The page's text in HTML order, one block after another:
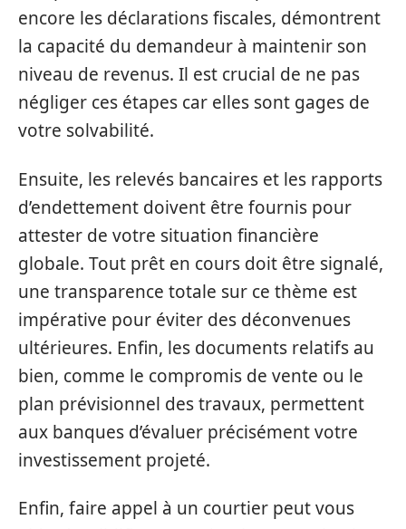
encore les déclarations fiscales, démontrent
la capacité du demandeur à maintenir son
niveau de revenus. Il est crucial de ne pas
négliger ces étapes car elles sont gages de
votre solvabilité.
Ensuite, les relevés bancaires et les rapports
d’endettement doivent être fournis pour
attester de votre situation financière
globale. Tout prêt en cours doit être signalé,
une transparence totale sur ce thème est
impérative pour éviter des déconvenues
ultérieures. Enfin, les documents relatifs au
bien, comme le compromis de vente ou le
plan prévisionnel des travaux, permettent
aux banques d’évaluer précisément votre
investissement projeté.
Enfin, faire appel à un courtier peut vous